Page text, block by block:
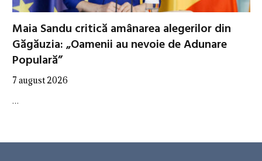
Maia Sandu critică amânarea alegerilor din
Găgăuzia: „Oamenii au nevoie de Adunare
Populară”
7 august 2026
…